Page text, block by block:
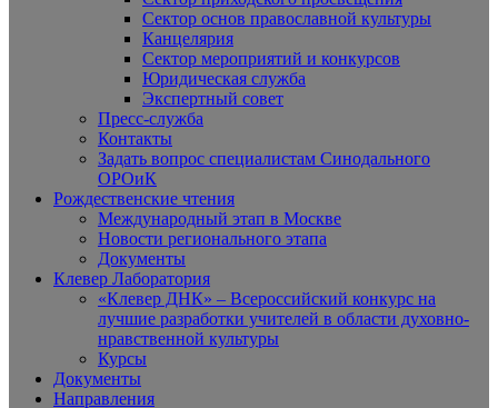
Сектор основ православной культуры
Канцелярия
Сектор мероприятий и конкурсов
Юридическая служба
Экспертный совет
Пресс-служба
Контакты
Задать вопрос специалистам Синодального
ОРОиК
Рождественские чтения
Международный этап в Москве
Новости регионального этапа
Документы
Клевер Лаборатория
«Клевер ДНК» – Всероссийский конкурс на
лучшие разработки учителей в области духовно-
нравственной культуры
Курсы
Документы
Направления